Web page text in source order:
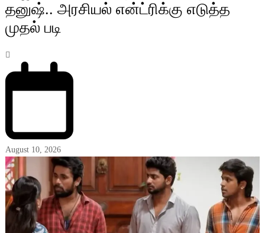
தனுஷ்.. அரசியல் என்ட்ரிக்கு எடுத்த
முதல் படி
August 10, 2026